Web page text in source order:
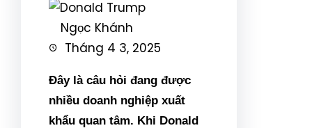
Ngọc Khánh
Tháng 4 3, 2025
Đây là câu hỏi đang được
nhiều doanh nghiệp xuất
khẩu quan tâm. Khi Donald